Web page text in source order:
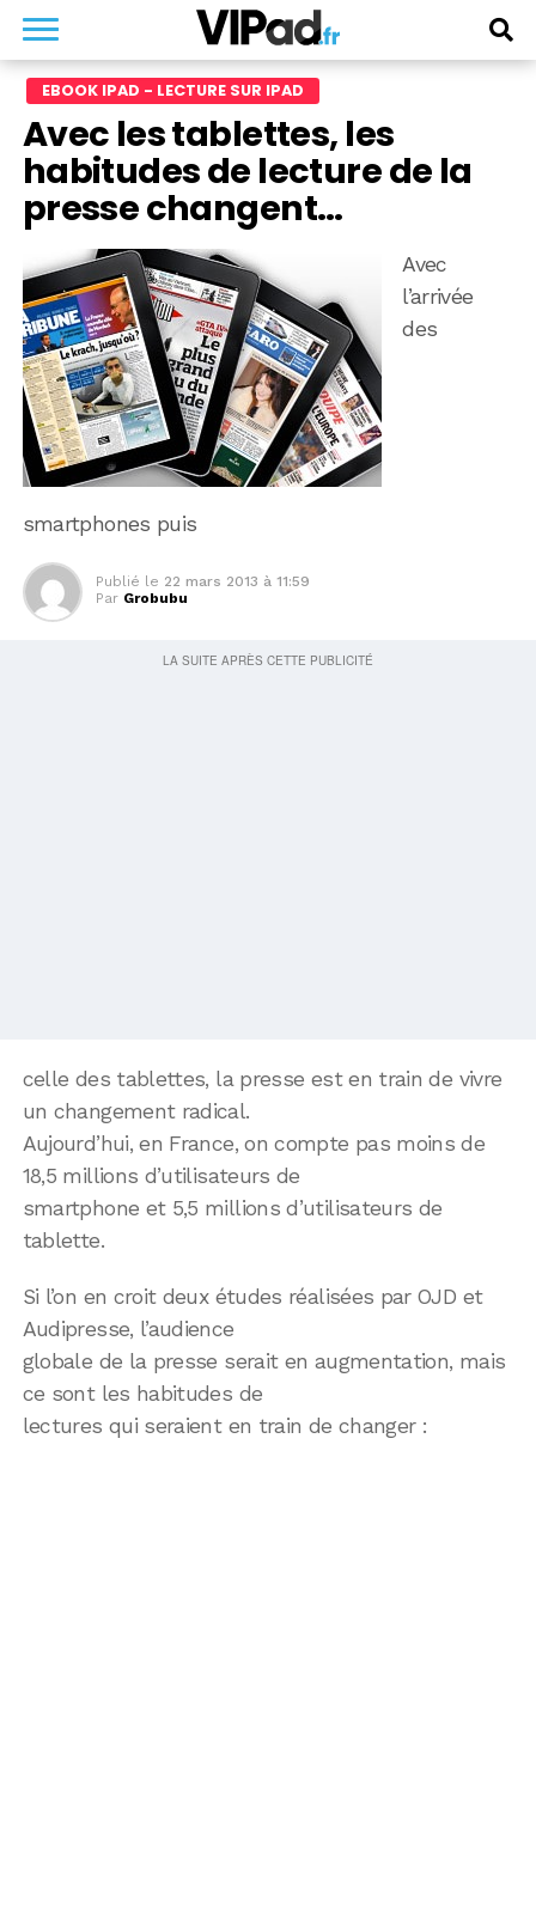
EBOOK IPAD - LECTURE SUR IPAD
Avec les tablettes, les
habitudes de lecture de la
presse changent…
Avec
l’arrivée
des
smartphones puis
Publié le 22 mars 2013 à 11:59
Par Grobubu
celle des tablettes, la presse est en train de vivre
un changement radical.
Aujourd’hui, en France, on compte pas moins de
18,5 millions d’utilisateurs de
smartphone et 5,5 millions d’utilisateurs de
tablette.
Si l’on en croit deux études réalisées par OJD et
Audipresse, l’audience
globale de la presse serait en augmentation, mais
ce sont les habitudes de
lectures qui seraient en train de changer :